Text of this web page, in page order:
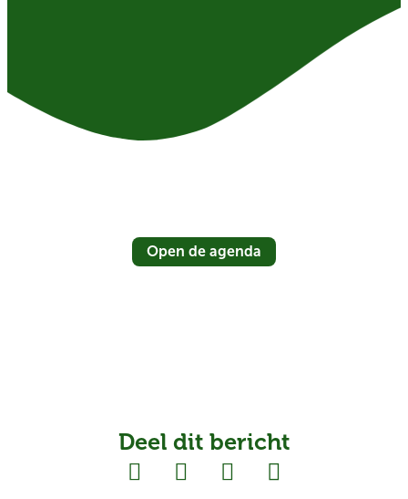
Open de agenda
Deel dit bericht